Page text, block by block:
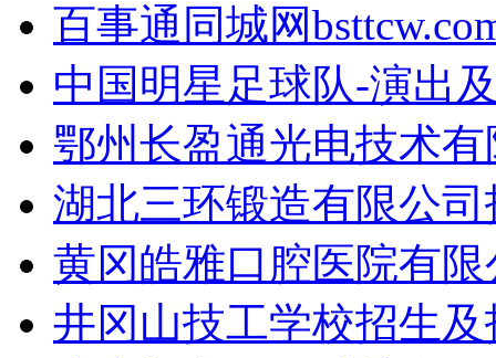
百事通同城网
中国明星足球队-演出
鄂州长盈通光电技术
湖北三环锻造有限公
黄冈皓雅口腔医院有
井冈山技工学校招生